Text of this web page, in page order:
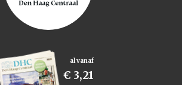
al vanaf
€ 3,21